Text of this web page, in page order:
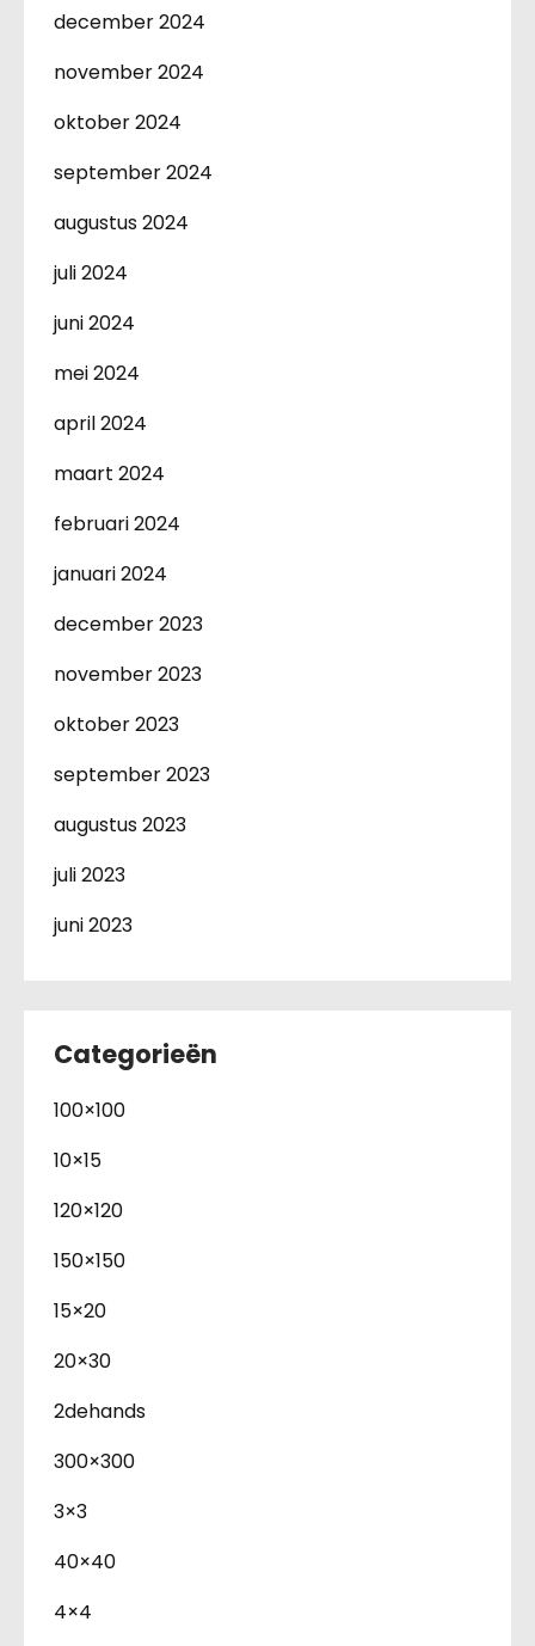
december 2024
november 2024
oktober 2024
september 2024
augustus 2024
juli 2024
juni 2024
mei 2024
april 2024
maart 2024
februari 2024
januari 2024
december 2023
november 2023
oktober 2023
september 2023
augustus 2023
juli 2023
juni 2023
Categorieën
100×100
10×15
120×120
150×150
15×20
20×30
2dehands
300×300
3×3
40×40
4×4